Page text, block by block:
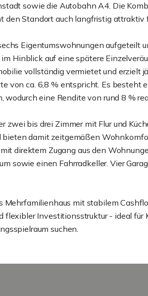
sowie die Autobahn A4. Die
den Standort auch langfristig attraktiv
Eigentumswohnungen aufgeteilt
Hinblick auf eine spätere
vollständig vermietet und erzielt
von ca. 6,8 % entspricht. Es besteht
wodurch eine Rendite von rund 8 %
zwei bis drei Zimmer mit Flur und
bieten damit zeitgemäßen
direktem Zugang aus den
sowie einen Fahrradkeller. Vier
Mehrfamilienhaus mit stabilem
flexibler Investitionsstruktur - ideal für
suchen.